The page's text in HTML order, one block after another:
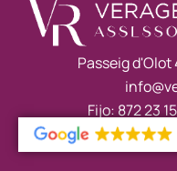
Passeig d'Olot
Fijo: 872 23